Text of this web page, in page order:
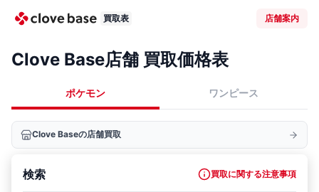
買取表 店舗案内
Clove Base店舗 買取価格表
ポケモン ワンピース
Clove Baseの店舗買取
検索 買取に関する注意事項